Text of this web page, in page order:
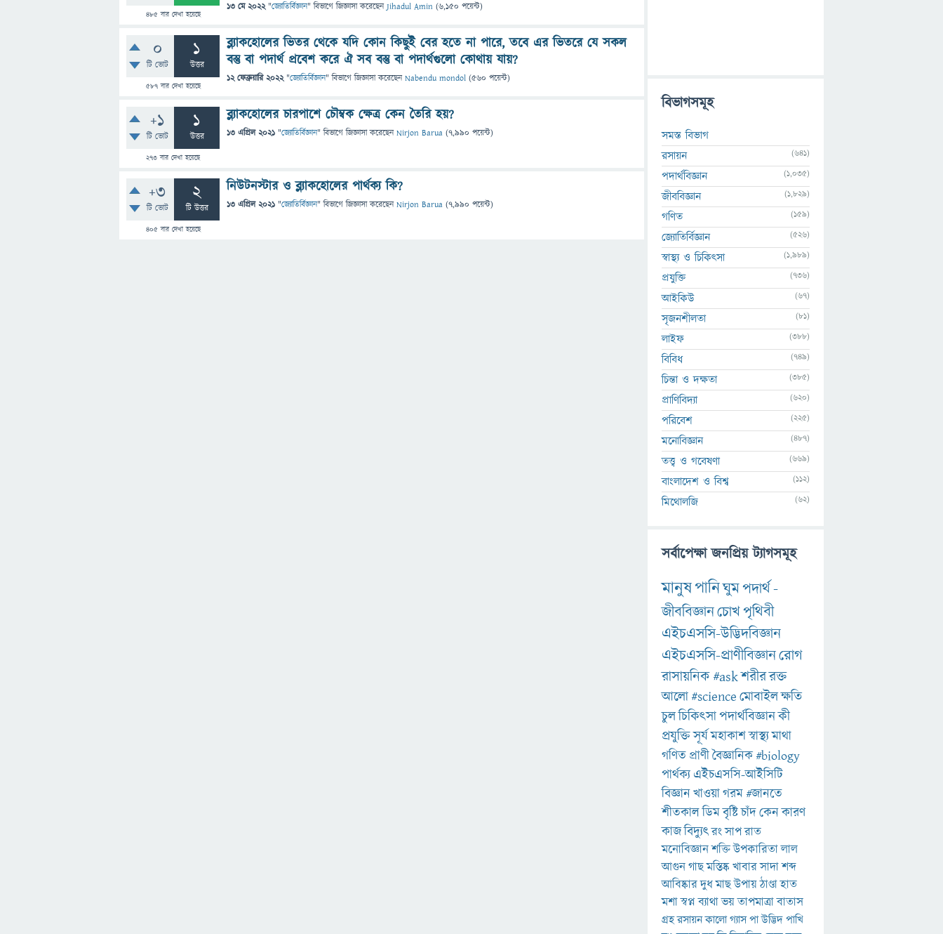
485বার দেখা হয়েছে
13 মে 2022 "জ্যোতির্বিজ্ঞান" বিভাগে জিজ্ঞাসাকরেছেনJihadul Amin (6,150 পয়েন্ট)
0
টি ভোট
1
উত্তর
587বার দেখা হয়েছে
ব্ল্যাকহোলের ভিতর থেকে যদি কোন কিছুই বের হতে না পারে, তবে এর ভিতরে যে সকল
বস্তু বা পদার্থ প্রবেশ করে ঐ সব বস্তু বা পদার্থগুলো কোথায় যায়?
12 ফেব্রুয়ারি 2022 "জ্যোতির্বিজ্ঞান" বিভাগে জিজ্ঞাসাকরেছেনNabendu mondol (560 পয়েন্ট)
+1
টি ভোট
1
উত্তর
273 বার দেখা হয়েছে
ব্ল্যাকহোলের চারপাশে চৌম্বক ক্ষেত্র কেন তৈরি হয়?
13 এপ্রিল 2021 "জ্যোতির্বিজ্ঞান" বিভাগে জিজ্ঞাসাকরেছেনNirjon Barua (7,990 পয়েন্ট)
+3
টি ভোট
2
টি উত্তর
405বার দেখা হয়েছে
নিউটনস্টার ও ব্ল্যাকহোলের পার্থক্য কি?
13 এপ্রিল 2021 "জ্যোতির্বিজ্ঞান" বিভাগে জিজ্ঞাসাকরেছেনNirjon Barua (7,990 পয়েন্ট)
বিভাগসমূহ
সমস্ত বিভাগ
রসায়ন
(641)
পদার্থবিজ্ঞান (1,035)
জীববিজ্ঞান (1,829)
গণিত (159)
জ্যোতির্বিজ্ঞান (526)
স্বাস্থ্য ও চিকিৎসা (1,989)
প্রযুক্তি (736)
আইকিউ (67)
সৃজনশীলতা (81)
লাইফ (388)
বিবিধ (749)
চিন্তা ও দক্ষতা (385)
প্রাণিবিদ্যা (620)
পরিবেশ (225)
মনোবিজ্ঞান (487)
তত্ত্ব ও গবেষণা (669)
বাংলাদেশ ও বিশ্ব (112)
মিথোলজি (62)
সর্বাপেক্ষা জনপ্রিয় ট্যাগসমূহ
মানুষপানিঘুমপদার্থ-
জীববিজ্ঞানচোখপৃথিবী
এইচএসসি-উদ্ভিদবিজ্ঞান
এইচএসসি-প্রাণীবিজ্ঞানরোগ
রাসায়নিক#askশরীররক্ত
আলো#scienceমোবাইলক্ষতি
চুলচিকিৎসাপদার্থবিজ্ঞানকী
প্রযুক্তিসূর্যমহাকাশস্বাস্থ্যমাথা
গণিত প্রাণীবৈজ্ঞানিক#biology
পার্থক্য এইচএসসি-আইসিটি
বিজ্ঞানখাওয়াগরম#জানতে
শীতকালডিমবৃষ্টিচাঁদকেনকারণ
কাজবিদ্যুৎরংসাপরাত
মনোবিজ্ঞানশক্তিউপকারিতালাল
আগুনগাছমস্তিষ্কখাবারসাদাশব্দ
আবিষ্কারদুধমাছউপায়ঠাণ্ডাহাত
মশাস্বপ্নব্যাথাভয়তাপমাত্রাবাতাস
গ্রহরসায়নকালোগ্যাসপাউদ্ভিদপাখি